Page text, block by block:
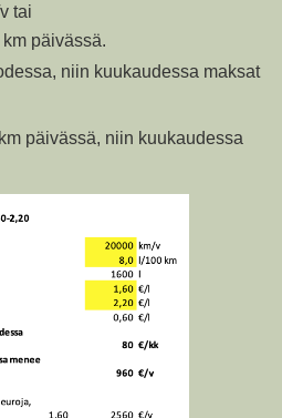
tai
päivässä.
niin kuukaudessa maksat
päivässä, niin kuukaudessa